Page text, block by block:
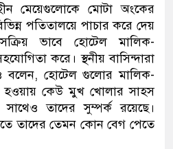
মেয়েগুলোকে মোটা অংকের
পতিতালয়ে পাচার করে দেয়
ভাবে হোটেল মালিক-
করে। স্থনীয় বাসিন্দারা
বলেন, হোটেল গুলোর মালিক-
হওয়ায় কেউ মুখ খোলার সাহস
সাথেও তাদের সুম্পর্ক রয়েছে।
তাদের তেমন কোন বেগ পেতে